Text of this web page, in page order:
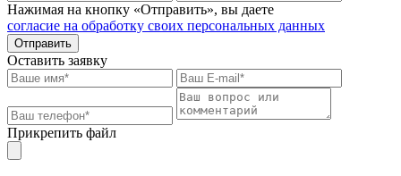
Нажимая на кнопку «Отправить», вы даете
согласие на обработку своих персональных данных
Отправить
Оставить заявку
Прикрепить файл